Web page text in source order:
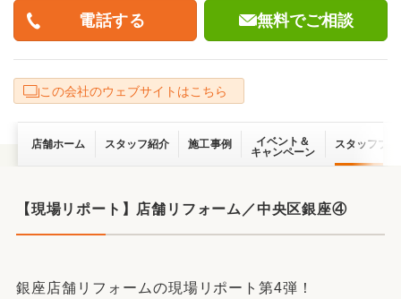
無料でご相談
この会社のウェブサイトはこちら
店舗ホーム スタッフ紹介 施工事例
イベント＆
キャンペーン
スタッフブ
【現場リポート】店舗リフォーム／中央区銀座④
銀座店舗リフォームの現場リポート第4弾！